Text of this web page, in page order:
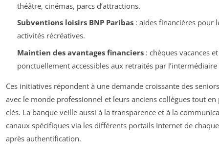
théâtre, cinémas, parcs d’attractions.
Subventions loisirs BNP Paribas: aides financières pour
activités récréatives.
Maintien des avantages financiers: chèques vacances
ponctuellement accessibles aux retraités par l’intermédiaire
Ces initiatives répondent à une demande croissante des
avec le monde professionnel et leurs anciens collègues tout en
clés. La banque veille aussi à la transparence et à la
canaux spécifiques via les différents portails Internet de
après authentification.